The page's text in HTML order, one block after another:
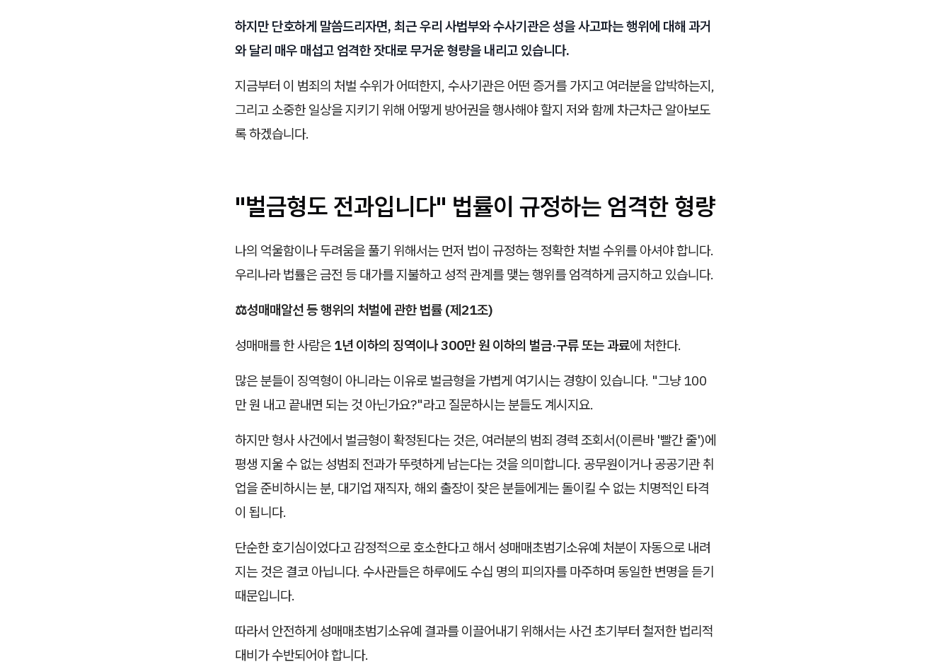
하지만 단호하게 말씀드리자면, 최근 우리 사법부와 수사기관은 성을 사고파는 행위에 대해 과거
와 달리 매우 매섭고 엄격한 잣대로 무거운 형량을 내리고 있습니다.
지금부터 이 범죄의 처벌 수위가 어떠한지, 수사기관은 어떤 증거를 가지고 여러분을 압박하는지,
그리고 소중한 일상을 지키기 위해 어떻게 방어권을 행사해야 할지 저와 함께 차근차근 알아보도
록 하겠습니다.
"벌금형도 전과입니다" 법률이 규정하는 엄격한 형량
나의 억울함이나 두려움을 풀기 위해서는 먼저 법이 규정하는 정확한 처벌 수위를 아셔야 합니다.
우리나라 법률은 금전 등 대가를 지불하고 성적 관계를 맺는 행위를 엄격하게 금지하고 있습니다.
⚖️성매매알선 등 행위의 처벌에 관한 법률 (제21조)
성매매를 한 사람은 1년 이하의 징역이나 300만 원 이하의 벌금·구류 또는 과료에 처한다.
많은 분들이 징역형이 아니라는 이유로 벌금형을 가볍게 여기시는 경향이 있습니다. "그냥 100
만 원 내고 끝내면 되는 것 아닌가요?"라고 질문하시는 분들도 계시지요.
하지만 형사 사건에서 벌금형이 확정된다는 것은, 여러분의 범죄 경력 조회서(이른바 '빨간 줄')에
평생 지울 수 없는 성범죄 전과가 뚜렷하게 남는다는 것을 의미합니다. 공무원이거나 공공기관 취
업을 준비하시는 분, 대기업 재직자, 해외 출장이 잦은 분들에게는 돌이킬 수 없는 치명적인 타격
이 됩니다.
단순한 호기심이었다고 감정적으로 호소한다고 해서 성매매초범기소유예 처분이 자동으로 내려
지는 것은 결코 아닙니다. 수사관들은 하루에도 수십 명의 피의자를 마주하며 동일한 변명을 듣기
때문입니다.
따라서 안전하게 성매매초범기소유예 결과를 이끌어내기 위해서는 사건 초기부터 철저한 법리적
대비가 수반되어야 합니다.